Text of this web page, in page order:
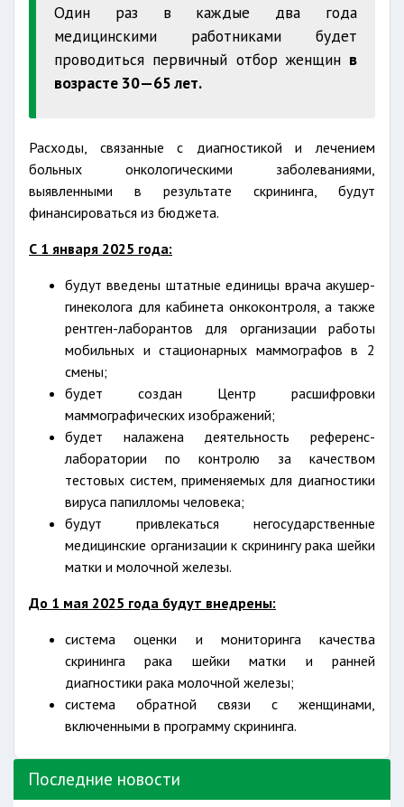
Один раз в каждые два года
медицинскими работниками будет
проводиться первичный отбор женщин в
возрасте 30—65 лет.
Расходы, связанные с диагностикой и лечением
больных онкологическими заболеваниями,
выявленными в результате скрининга, будут
финансироваться из бюджета.
С 1 января 2025 года:
будут введены штатные единицы врача акушер-
гинеколога для кабинета онкоконтроля, а также
рентген-лаборантов для организации работы
мобильных и стационарных маммографов в 2
смены;
будет создан Центр расшифровки
маммографических изображений;
будет налажена деятельность референс-
лаборатории по контролю за качеством
тестовых систем, применяемых для диагностики
вируса папилломы человека;
будут привлекаться негосударственные
медицинские организации к скринингу рака шейки
матки и молочной железы.
До 1 мая 2025 года будут внедрены:
система оценки и мониторинга качества
скрининга рака шейки матки и ранней
диагностики рака молочной железы;
система обратной связи с женщинами,
включенными в программу скрининга.
Последние новости